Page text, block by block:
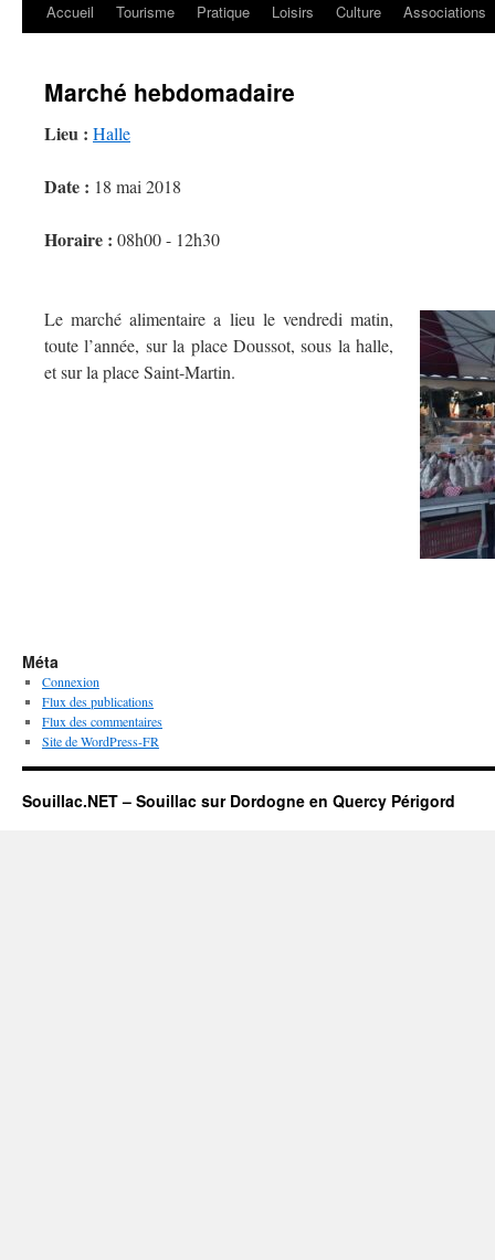
Accueil Tourisme Pratique Loisirs Culture Associations
Marché hebdomadaire
Lieu : Halle
Date : 18 mai 2018
Horaire : 08h00 - 12h30
Le marché alimentaire a lieu le vendredi matin,
toute l’année, sur la place Doussot, sous la halle,
et sur la place Saint-Martin.
Méta
Connexion
Flux des publications
Flux des commentaires
Site de WordPress-FR
Souillac.NET – Souillac sur Dordogne en Quercy Périgord